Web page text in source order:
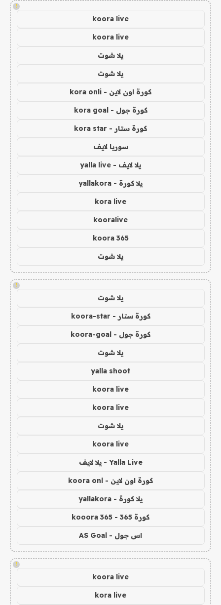
!
koora live
koora live
يلا شوت
يلا شوت
كورة اون لاين - kora onli
كورة جول - kora goal
كورة ستار - kora star
سوريا لايف
يلا لايف - yalla live
يلا كورة - yallakora
kora live
kooralive
koora 365
يلا شوت
!
يلا شوت
كورة ستار - koora-star
كورة جول - koora-goal
يلا شوت
yalla shoot
koora live
koora live
يلا شوت
koora live
Yalla Live - يلا لايف
كورة اون لاين - koora onl
يلا كورة - yallakora
كورة 365 - kooora 365
اس جول - AS Goal
!
koora live
kora live